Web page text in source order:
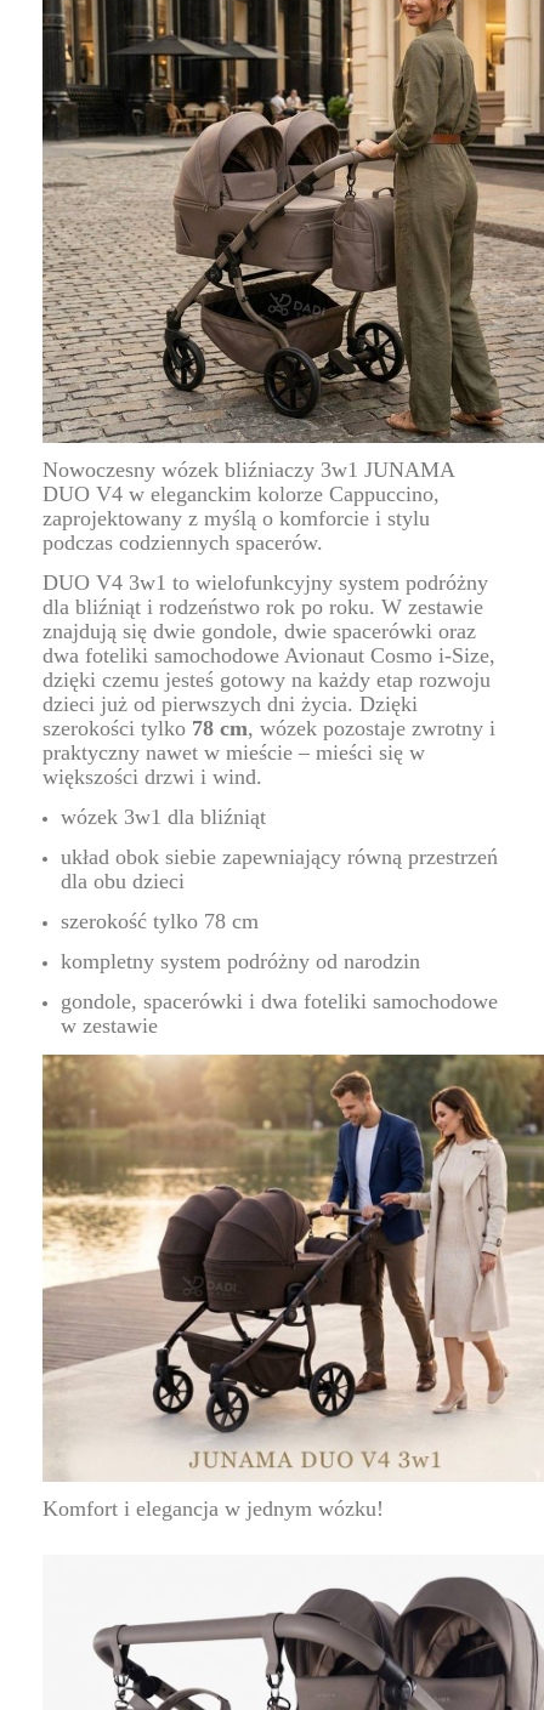
Nowoczesny wózek bliźniaczy 3w1 JUNAMA
DUO V4 w eleganckim kolorze Cappuccino,
zaprojektowany z myślą o komforcie i stylu
podczas codziennych spacerów.
DUO V4 3w1 to wielofunkcyjny system podróżny
dla bliźniąt i rodzeństwo rok po roku. W zestawie
znajdują się dwie gondole, dwie spacerówki oraz
dwa foteliki samochodowe Avionaut Cosmo i-Size,
dzięki czemu jesteś gotowy na każdy etap rozwoju
dzieci już od pierwszych dni życia. Dzięki
szerokości tylko 78 cm, wózek pozostaje zwrotny i
praktyczny nawet w mieście – mieści się w
większości drzwi i wind.
wózek 3w1 dla bliźniąt
układ obok siebie zapewniający równą przestrzeń
dla obu dzieci
szerokość tylko 78 cm
kompletny system podróżny od narodzin
gondole, spacerówki i dwa foteliki samochodowe
w zestawie
Komfort i elegancja w jednym wózku!